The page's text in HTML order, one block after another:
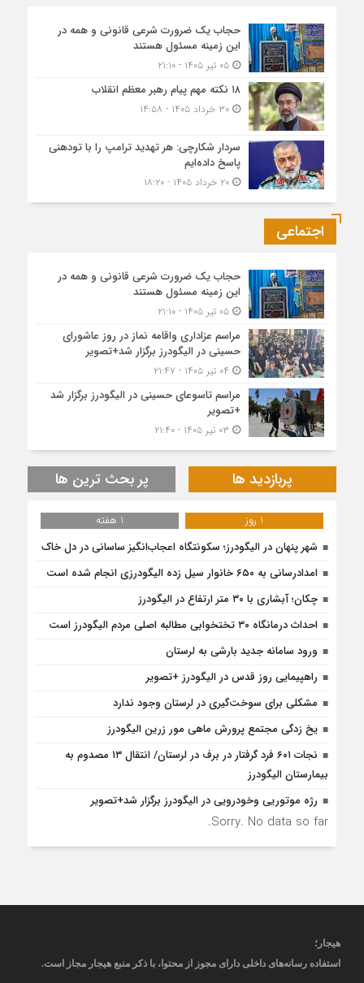
حجاب یک ضرورت شرعی قانونی و همه در
این زمینه مسئول هستند
۰۵ تیر ۱۴۰۵ - ۲۱:۱۰
۱۸ نکته مهم پیام رهبر معظم انقلاب
۳۰ خرداد ۱۴۰۵ - ۱۴:۵۸
سردار شکارچی: هر تهدید ترامپ را با تودهنی
پاسخ داده‌ایم
۲۰ خرداد ۱۴۰۵ - ۱۸:۲۰
اجتماعی
حجاب یک ضرورت شرعی قانونی و همه در
این زمینه مسئول هستند
۰۵ تیر ۱۴۰۵ - ۲۱:۱۰
مراسم عزاداری واقامه نماز در روز عاشورای
حسینی در الیگودرز برگزار شد+تصویر
مراسم تاسوعای حسینی در الیگودرز برگزار شد
+تصویر
پربازدید ها پر بحث ترین ها
1 روز
1 هفته
شهر پنهان در الیگودرز؛ سکونتگاه اعجاب‌انگیز ساسانی در دل خاک
امدادرسانی به ۶۵۰ خانوار سیل زده الیگودرزی انجام شده است
چکان؛ آبشاری با ۳۰ متر ارتفاع در الیگودرز
احداث درمانگاه ۳۰ تختخوابی مطالبه اصلی مردم الیگودرز است
ورود سامانه جدید بارشی به لرستان
راهپیمایی روز قدس در الیگودرز +تصویر
مشکلی برای سوخت‌گیری در لرستان وجود ندارد
یخ زدگی مجتمع پرورش ماهی مور زرین الیگودرز
نجات ۶۰۱ فرد گرفتار در برف در لرستان/ انتقال ۱۳ مصدوم به
بیمارستان الیگودرز
رژه موتوریی وخودرویی در الیگودرز برگزار شد+تصویر
Sorry. No data so far.
هیجار ؛
استفاده رسانه‌های داخلی دارای مجوز از محتوا، با ذکر منبع هیجار مجاز است.